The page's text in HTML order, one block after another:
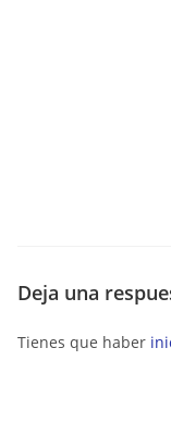
Deja una
Tienes que haber